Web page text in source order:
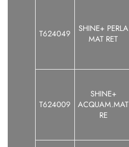
T624049
SHINE+ PERLA
MAT RET
T624009
SHINE+
ACQUAM.MAT
RE